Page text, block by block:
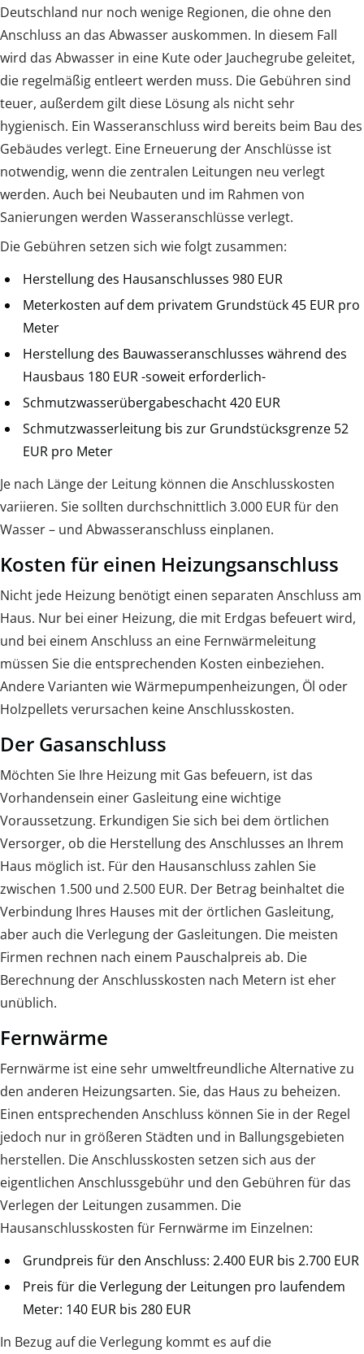
Deutschland nur noch wenige Regionen, die ohne den
Anschluss an das Abwasser auskommen. In diesem Fall
wird das Abwasser in eine Kute oder Jauchegrube geleitet,
die regelmäßig entleert werden muss. Die Gebühren sind
teuer, außerdem gilt diese Lösung als nicht sehr
hygienisch. Ein Wasseranschluss wird bereits beim Bau des
Gebäudes verlegt. Eine Erneuerung der Anschlüsse ist
notwendig, wenn die zentralen Leitungen neu verlegt
werden. Auch bei Neubauten und im Rahmen von
Sanierungen werden Wasseranschlüsse verlegt.
Die Gebühren setzen sich wie folgt zusammen:
Herstellung des Hausanschlusses 980 EUR
Meterkosten auf dem privatem Grundstück 45 EUR pro
Meter
Herstellung des Bauwasseranschlusses während des
Hausbaus 180 EUR -soweit erforderlich-
Schmutzwasserübergabeschacht 420 EUR
Schmutzwasserleitung bis zur Grundstücksgrenze 52
EUR pro Meter
Je nach Länge der Leitung können die Anschlusskosten
variieren. Sie sollten durchschnittlich 3.000 EUR für den
Wasser – und Abwasseranschluss einplanen.
Kosten für einen Heizungsanschluss
Nicht jede Heizung benötigt einen separaten Anschluss am
Haus. Nur bei einer Heizung, die mit Erdgas befeuert wird,
und bei einem Anschluss an eine Fernwärmeleitung
müssen Sie die entsprechenden Kosten einbeziehen.
Andere Varianten wie Wärmepumpenheizungen, Öl oder
Holzpellets verursachen keine Anschlusskosten.
Der Gasanschluss
Möchten Sie Ihre Heizung mit Gas befeuern, ist das
Vorhandensein einer Gasleitung eine wichtige
Voraussetzung. Erkundigen Sie sich bei dem örtlichen
Versorger, ob die Herstellung des Anschlusses an Ihrem
Haus möglich ist. Für den Hausanschluss zahlen Sie
zwischen 1.500 und 2.500 EUR. Der Betrag beinhaltet die
Verbindung Ihres Hauses mit der örtlichen Gasleitung,
aber auch die Verlegung der Gasleitungen. Die meisten
Firmen rechnen nach einem Pauschalpreis ab. Die
Berechnung der Anschlusskosten nach Metern ist eher
unüblich.
Fernwärme
Fernwärme ist eine sehr umweltfreundliche Alternative zu
den anderen Heizungsarten. Sie, das Haus zu beheizen.
Einen entsprechenden Anschluss können Sie in der Regel
jedoch nur in größeren Städten und in Ballungsgebieten
herstellen. Die Anschlusskosten setzen sich aus der
eigentlichen Anschlussgebühr und den Gebühren für das
Verlegen der Leitungen zusammen. Die
Hausanschlusskosten für Fernwärme im Einzelnen:
Grundpreis für den Anschluss: 2.400 EUR bis 2.700 EUR
Preis für die Verlegung der Leitungen pro laufendem
Meter: 140 EUR bis 280 EUR
In Bezug auf die Verlegung kommt es auf die